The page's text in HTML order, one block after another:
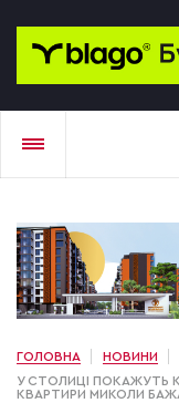
ГОЛОВНА НОВИНИ
У СТОЛИЦІ ПОКАЖУТЬ
КВАРТИРИ МИКОЛИ